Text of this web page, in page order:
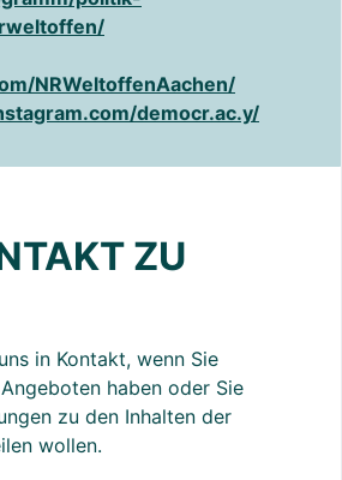
NRWeltoffenAachen/
democr.ac.y/
ZU
in Kontakt, wenn Sie
haben oder Sie
zu den Inhalten der
wollen.